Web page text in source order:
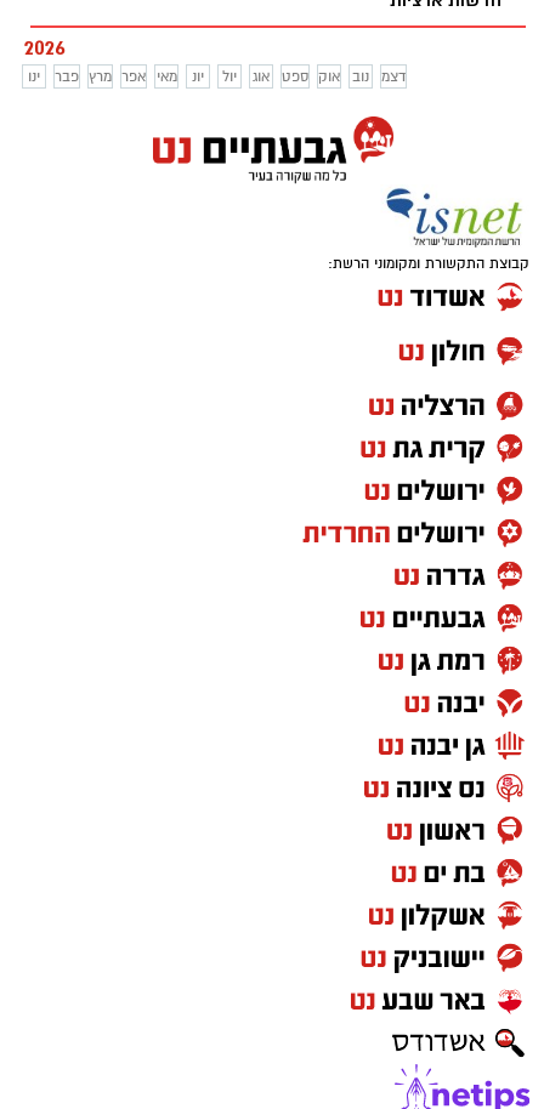
בעמותת אל סם מזהירים: מדובר בתופעה
מסוכנת שמתפשטת במהירות בקרב בני נוער.
2026
ינו פבר מרץ אפר מאי יונ יול אוג ספט אוק נוב דצמ
קבוצת התקשורת ומקומוני הרשת: